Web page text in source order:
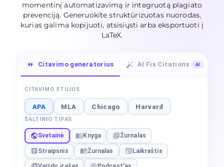
momentinį automatizavimą ir integruotą plagiato
prevenciją. Generuokite struktūrizuotas nuorodas,
kurias galima kopijuoti, atsisiųsti arba eksportuoti į
LaTeX.
Citavimo generatorius AI Fix Citations AI
CITAVIMO STILIUS
APA MLA Chicago Harvard
ŠALTINIO TIPAS
Svetainė Knyga Žurnalas
Straipsnis Žurnalas Laikraštis